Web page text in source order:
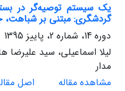
یک سیستم توصیه‌گر در
گردشگری: مبتنی بر شباهت،
دوره 14، شماره 2، پاییز 1395
لیلا اسماعیلی، سید علیرضا
‌مدار
مشاهده مقاله
اصل